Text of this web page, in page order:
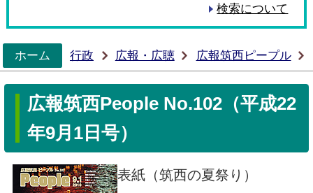
検索について
ホーム
行政 広報・広聴 広報筑西ピープル
広報筑西People No.102（平成22
年9月1日号）
表紙（筑西の夏祭り）